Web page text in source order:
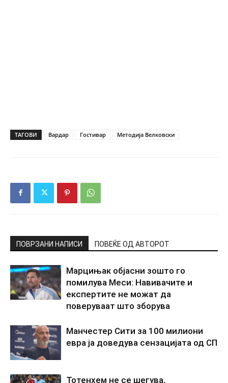
ТАГОВИ Вардар Гостивар Методија Велковски
ПОВРЗАНИ НАПИСИ ПОВЕЌЕ ОД АВТОРОТ
Марцињак објасни зошто го
помилува Меси: Навивачите и
експертите не можат да
поверуваат што зборува
Манчестер Сити за 100 милиони
евра ја доведува сензацијата од СП
Тотенхем не се шегува,